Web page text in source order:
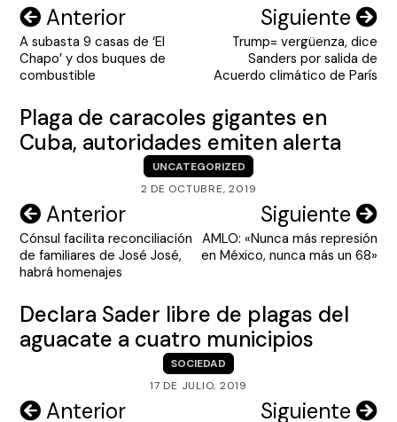
Navegación
de
entradas
Anterior
A subasta 9 casas de ‘El
Chapo’ y dos buques de
combustible
Siguiente
Trump= vergüenza, dice
Sanders por salida de
Acuerdo climático de París
Plaga de caracoles gigantes en
Cuba, autoridades emiten alerta
UNCATEGORIZED
2 DE OCTUBRE, 2019
Navegación
de
entradas
Anterior
Cónsul facilita reconciliación
de familiares de José José,
habrá homenajes
Siguiente
AMLO: «Nunca más represión
en México, nunca más un 68»
Declara Sader libre de plagas del
aguacate a cuatro municipios
SOCIEDAD
17 DE JULIO, 2019
Navegación
Anterior Siguiente